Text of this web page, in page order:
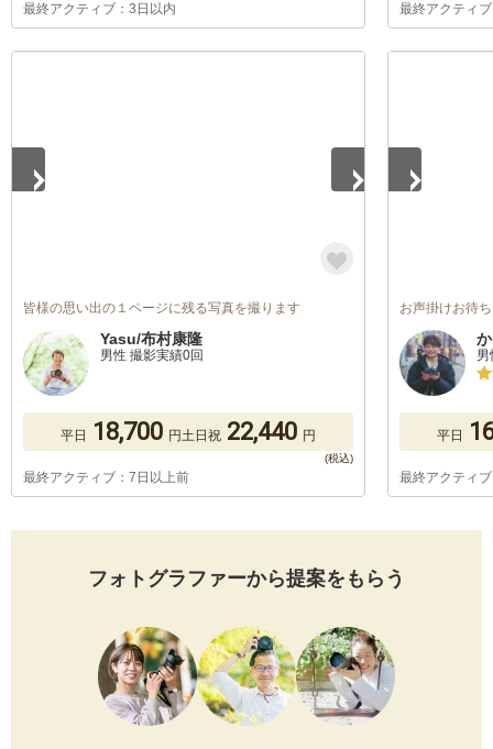
最終アクティブ：3日以内 最終アクティ
皆様の思い出の１ページに残る写真を撮ります
Yasu/布村康隆
男性 撮影実績0回
平日 18,700 円土日祝 22,440 円
最終アクティブ：7日以上前
お声掛けお待
平日
最終アクティ
フォトグラファーから提案をもらう